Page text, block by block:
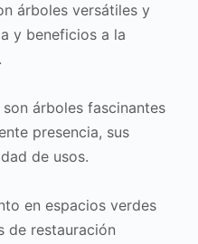
árboles versátiles y
y beneficios a la
árboles fascinantes
presencia, sus
de usos.
en espacios verdes
de restauración